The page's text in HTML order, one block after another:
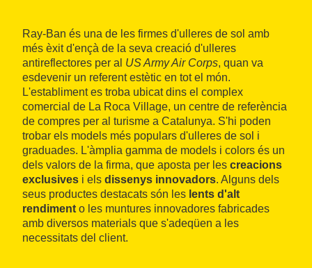
Ray-Ban és una de les firmes d'ulleres de sol amb
més èxit d'ençà de la seva creació d'ulleres
antireflectores per al US Army Air Corps, quan va
esdevenir un referent estètic en tot el món.
L'establiment es troba ubicat dins el complex
comercial de La Roca Village, un centre de referència
de compres per al turisme a Catalunya. S'hi poden
trobar els models més populars d'ulleres de sol i
graduades. L'àmplia gamma de models i colors és un
dels valors de la firma, que aposta per les creacions
exclusives i els dissenys innovadors. Alguns dels
seus productes destacats són les lents d'alt
rendiment o les muntures innovadores fabricades
amb diversos materials que s'adeqüen a les
necessitats del client.